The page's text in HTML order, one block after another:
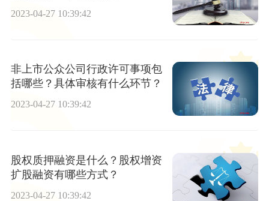
2023-04-27 10:39:42
非上市公众公司行政许可事项包
括哪些？具体审核有什么环节？
2023-04-27 10:39:42
股权质押融资是什么？股权增资
扩股融资有哪些方式？
2023-04-27 10:39:42